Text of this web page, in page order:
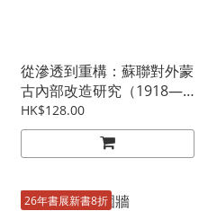
從滲透到重構：蘇聯對外蒙
古內部改造研究（1918—
1946）
HK$128.00
26年書展新書8折